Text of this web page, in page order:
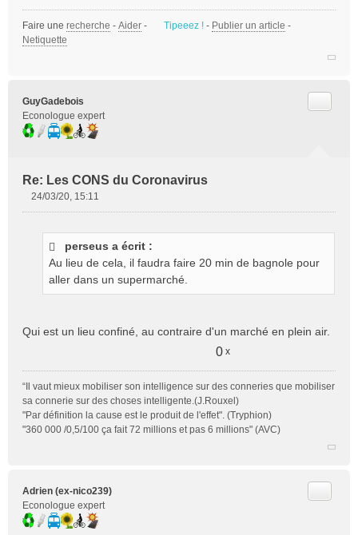
Faire une recherche - Aider - Tipeeez ! - Publier un article -
Netiquette
GuyGadebois
Econologue expert
Re: Les CONS du Coronavirus
n
24/03/20, 15:11
perseus a écrit :
Au lieu de cela, il faudra faire 20 min de bagnole pour
aller dans un supermarché.
Qui est un lieu confiné, au contraire d'un marché en plein air.
0 x
“Il vaut mieux mobiliser son intelligence sur des conneries que mobiliser
sa connerie sur des choses intelligente.(J.Rouxel)
"Par définition la cause est le produit de l'effet". (Tryphion)
"360 000 /0,5/100 ça fait 72 millions et pas 6 millions" (AVC)
Adrien (ex-nico239)
Econologue expert